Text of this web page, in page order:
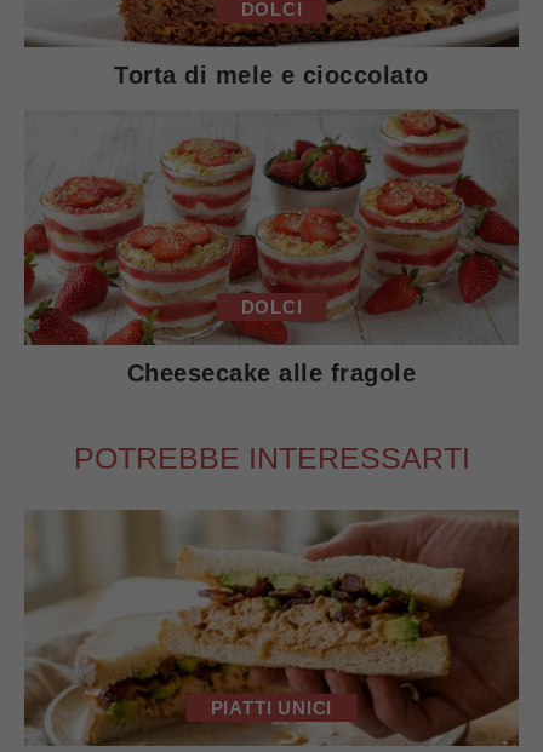
DOLCI
Torta di mele e cioccolato
DOLCI
Cheesecake alle fragole
POTREBBE INTERESSARTI
PIATTI UNICI